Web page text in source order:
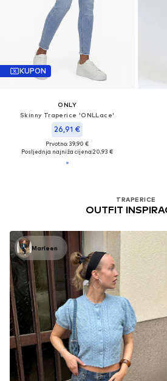
KUPON
ONLY
Skinny Traperice 'ONLLace'
26,91 €
Prvotno: 39,90 €
Posljednja najniža cijena:20,93 €
TRAPERICE
OUTFIT
Marleen